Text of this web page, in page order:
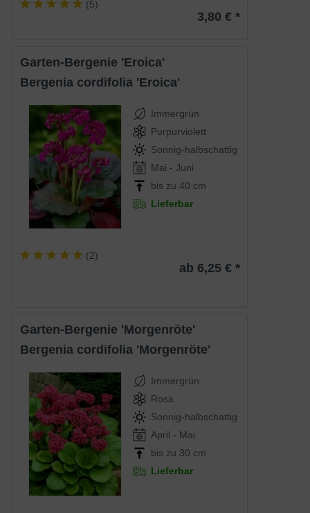
(5)
3,80 € *
Garten-Bergenie 'Eroica'
Bergenia cordifolia 'Eroica'
Immergrün
Purpurviolett
Sonnig-halbschattig
Mai - Juni
bis zu 40 cm
Lieferbar
(2)
ab 6,25 € *
Garten-Bergenie 'Morgenröte'
Bergenia cordifolia 'Morgenröte'
Immergrün
Rosa
Sonnig-halbschattig
April - Mai
bis zu 30 cm
Lieferbar